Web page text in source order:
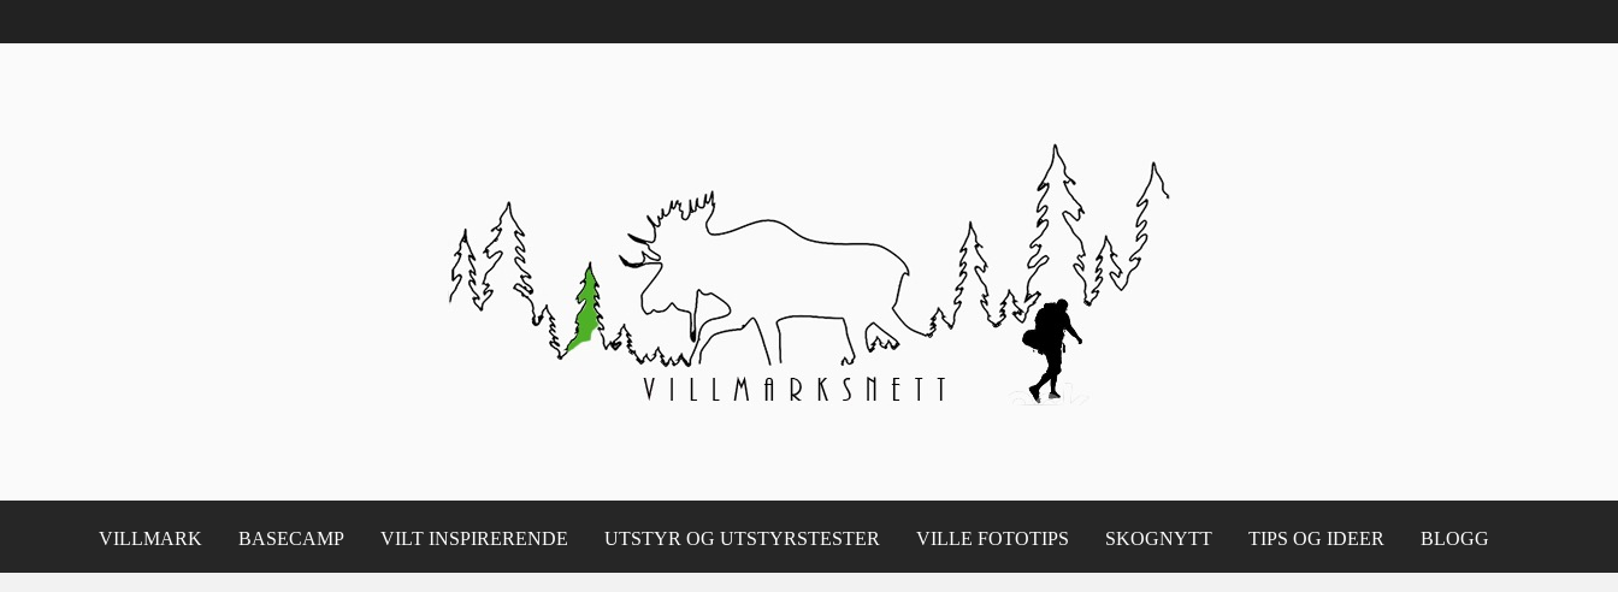
VILLMARK BASECAMP VILT INSPIRERENDE UTSTYR OG UTSTYRSTESTER VILLE FOTOTIPS SKOGNYTT TIPS OG IDEER BLOGG